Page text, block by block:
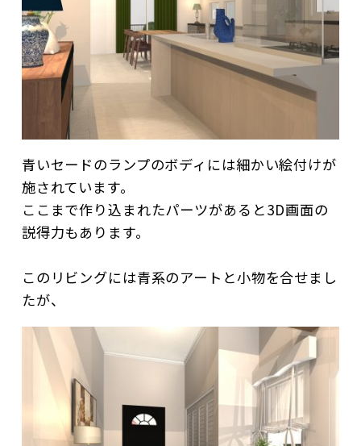
青いセードのランプのボディには細かい絵付けが
施されています。
ここまで作り込まれたパーツがあると3D画面の
説得力もあります。
このリビングには青系のアートと小物を合せまし
たが、